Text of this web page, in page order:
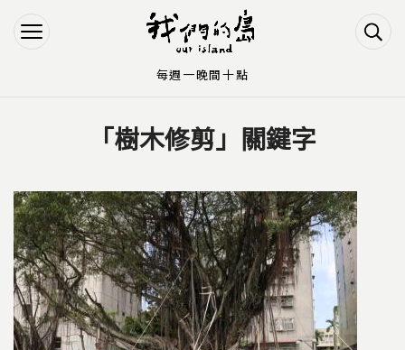
Jump to Navigation
Jump to Main content
「樹木修剪」關鍵字
每週一晚間十點